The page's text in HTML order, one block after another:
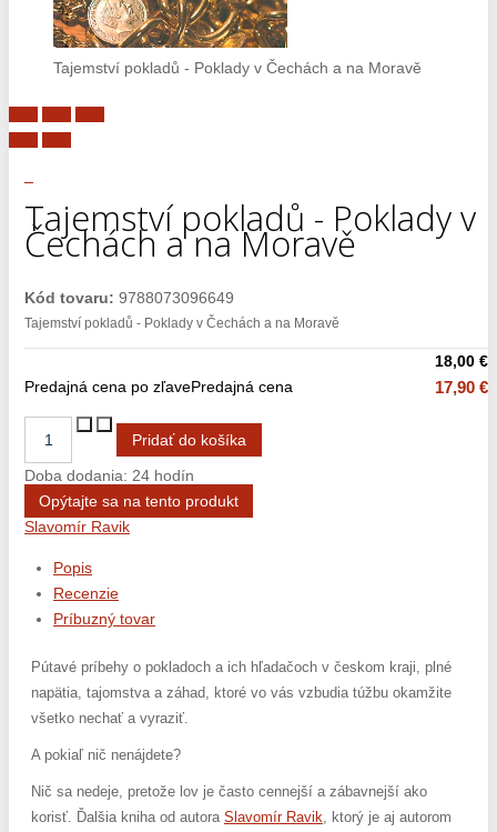
Tajemství pokladů - Poklady v Čechách a na Moravě
Tajemství pokladů - Poklady v
Čechách a na Moravě
Kód tovaru: 9788073096649
Tajemství pokladů - Poklady v Čechách a na Moravě
18,00 €
Predajná cena po zľavePredajná cena 17,90 €
Doba dodania: 24 hodín
Opýtajte sa na tento produkt
Slavomír Ravik
Popis
Recenzie
Príbuzný tovar
Pútavé príbehy o pokladoch a ich hľadačoch v českom kraji, plné
napätia, tajomstva a záhad, ktoré vo vás vzbudia túžbu okamžite
všetko nechať a vyraziť.
A pokiaľ nič nenájdete?
Nič sa nedeje, pretože lov je často cennejší a zábavnejší ako
korisť. Ďalšia kniha od autora Slavomír Ravik , ktorý je aj autorom